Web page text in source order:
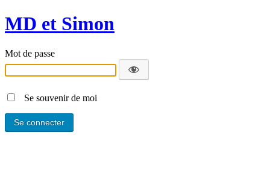
MD et Simon
Mot de passe
Se souvenir de moi